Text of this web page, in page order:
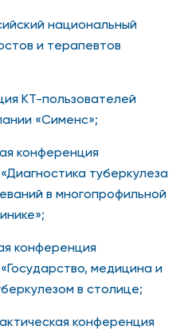
национальный
и терапевтов
КТ-пользователей
«Сименс»;
конференция
туберкулеза
в многопрофильной
конференция
медицина и
в столице;
конференция